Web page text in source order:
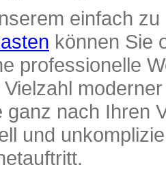
einfach
können Sie
professionelle
Vielzahl
ganz nach Ihren
und